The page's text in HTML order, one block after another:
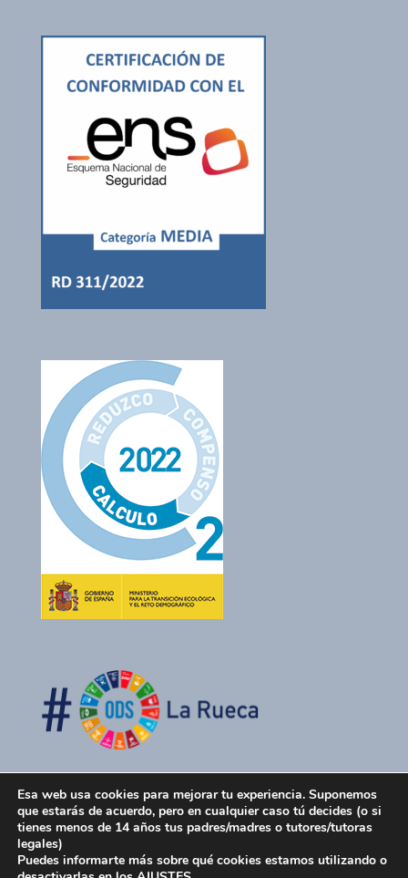
Esa web usa cookies para mejorar tu experiencia. Suponemos
que estarás de acuerdo, pero en cualquier caso tú decides (o si
tienes menos de 14 años tus padres/madres o tutores/tutoras
legales)
Puedes informarte más sobre qué cookies estamos utilizando o